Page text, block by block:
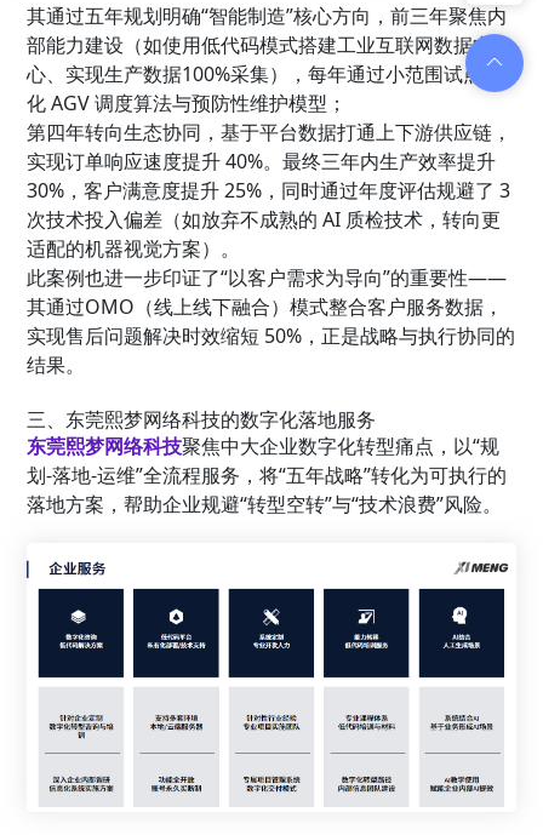
其通过五年规划明确“智能制造”核心方向，前三年聚焦内
部能力建设（如使用低代码模式搭建工业互联网数据中
心、实现生产数据100%采集），每年通过小范围试点优
化 AGV 调度算法与预防性维护模型；
第四年转向生态协同，基于平台数据打通上下游供应链，
实现订单响应速度提升 40%。最终三年内生产效率提升
30%，客户满意度提升 25%，同时通过年度评估规避了 3
次技术投入偏差（如放弃不成熟的 AI 质检技术，转向更
适配的机器视觉方案）。
此案例也进一步印证了“以客户需求为导向”的重要性——
其通过OMO（线上线下融合）模式整合客户服务数据，
实现售后问题解决时效缩短 50%，正是战略与执行协同的
结果。
三、东莞熙梦网络科技的数字化落地服务
东莞熙梦网络科技聚焦中大企业数字化转型痛点，以“规
划-落地-运维”全流程服务，将“五年战略”转化为可执行的
落地方案，帮助企业规避“转型空转”与“技术浪费”风险。